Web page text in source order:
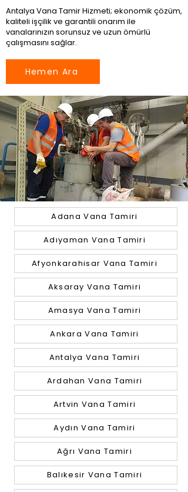
Antalya Vana Tamir Hizmeti; ekonomik çözüm,
kaliteli işçilik ve garantili onarım ile
vanalarınızın sorunsuz ve uzun ömürlü
çalışmasını sağlar.
Hemen Ara
Adana Vana Tamiri
Adıyaman Vana Tamiri
Afyonkarahisar Vana Tamiri
Aksaray Vana Tamiri
Amasya Vana Tamiri
Ankara Vana Tamiri
Antalya Vana Tamiri
Ardahan Vana Tamiri
Artvin Vana Tamiri
Aydın Vana Tamiri
Ağrı Vana Tamiri
Balıkesir Vana Tamiri